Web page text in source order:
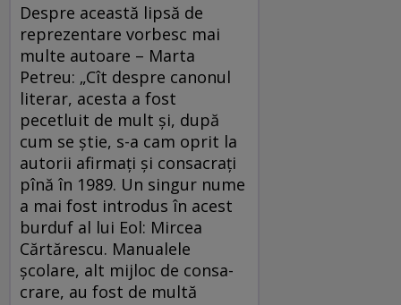
Despre această lipsă de
reprezentare vorbesc mai
multe autoare – Marta
Petreu: „Cît despre canonul
literar, acesta a fost
pecetluit de mult și, după
cum se știe, s-a cam oprit la
autorii afirmați și consacrați
pînă în 1989. Un singur nume
a mai fost introdus în acest
burduf al lui Eol: Mircea
Cărtărescu. Manualele
școlare, alt mijloc de consa-
crare, au fost de multă